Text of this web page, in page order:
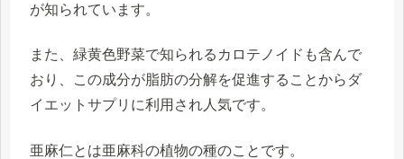
が知られています。
また、緑黄色野菜で知られるカロテノイドも含んで
おり、この成分が脂肪の分解を促進することからダ
イエットサプリに利用され人気です。
亜麻仁とは亜麻科の植物の種のことです。